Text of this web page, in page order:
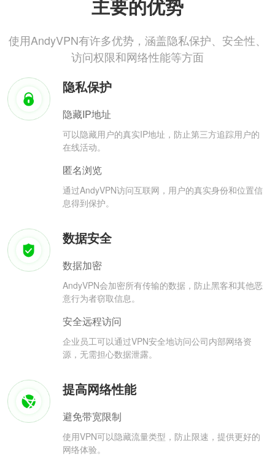
主要的优势
使用AndyVPN有许多优势，涵盖隐私保护、安全性、
访问权限和网络性能等方面
隐私保护
隐藏IP地址
可以隐藏用户的真实IP地址，防止第三方追踪用户的
在线活动。
匿名浏览
通过AndyVPN访问互联网，用户的真实身份和位置信
息得到保护。
数据安全
数据加密
AndyVPN会加密所有传输的数据，防止黑客和其他恶
意行为者窃取信息。
安全远程访问
企业员工可以通过VPN安全地访问公司内部网络资
源，无需担心数据泄露。
提高网络性能
避免带宽限制
使用VPN可以隐藏流量类型，防止限速，提供更好的
网络体验。